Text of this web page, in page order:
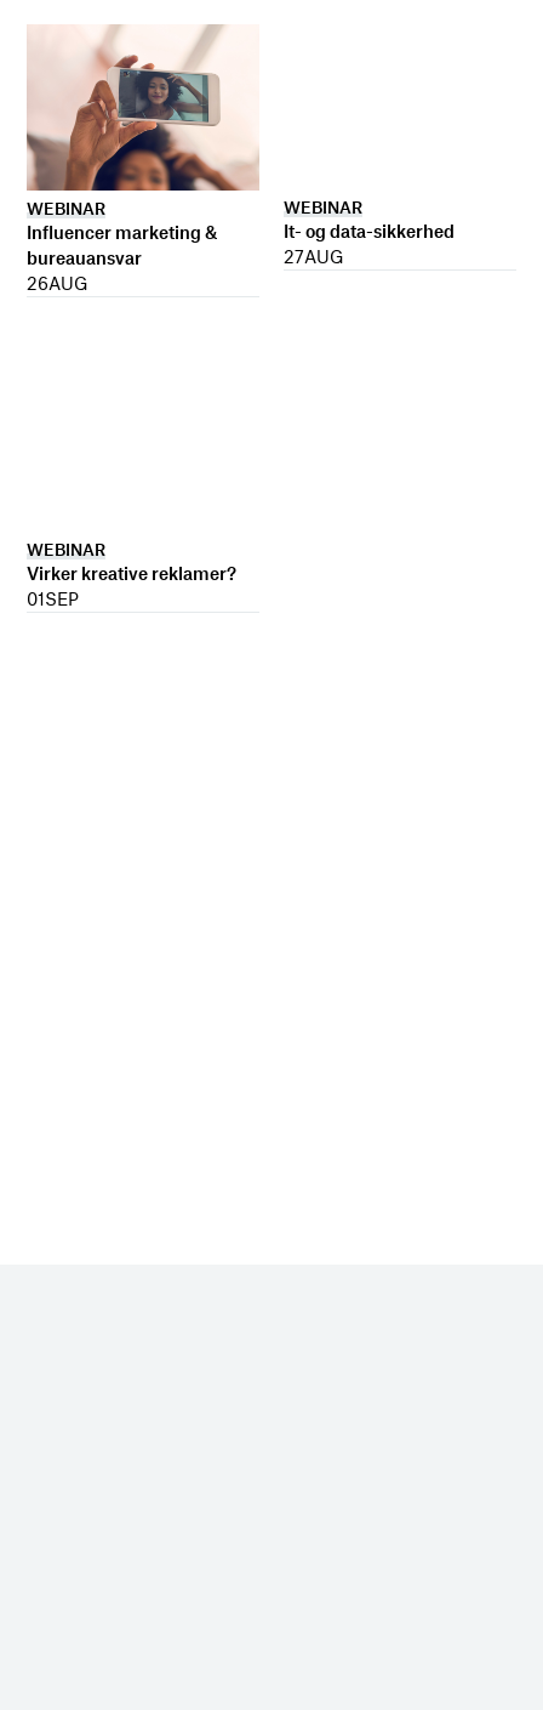
WEBINAR
Influencer marketing &
bureauansvar
26AUG
WEBINAR
It- og data-sikkerhed
27AUG
WEBINAR
Virker kreative reklamer?
01SEP